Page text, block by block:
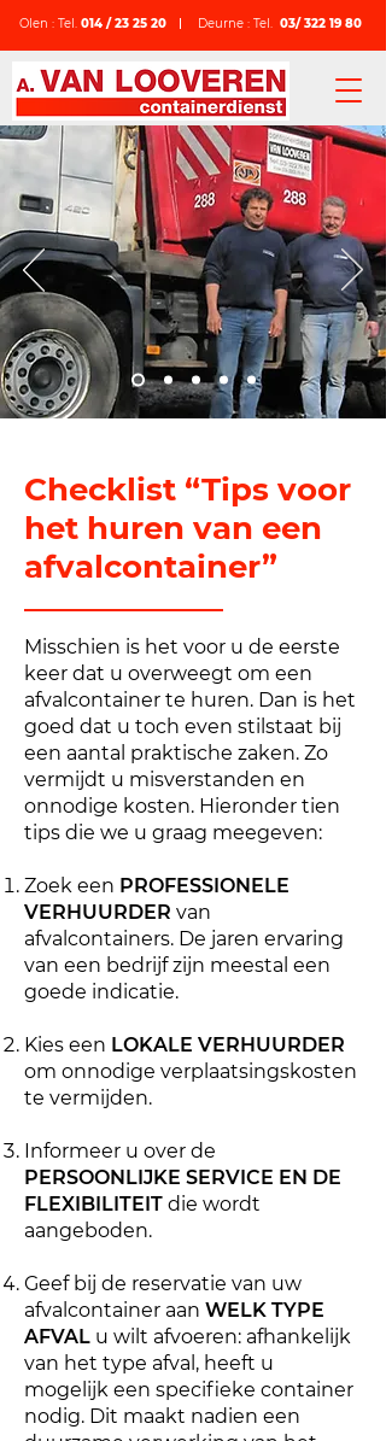
Olen : Tel. 014 / 23 25 20 Deurne : Tel. 03/ 322 19 80
Checklist “Tips voor
het huren van een
afvalcontainer”
Misschien is het voor u de eerste
keer dat u overweegt om een
afvalcontainer te huren. Dan is het
goed dat u toch even stilstaat bij
een aantal praktische zaken. Zo
vermijdt u misverstanden en
onnodige kosten. Hieronder tien
tips die we u graag meegeven:
Zoek een PROFESSIONELE
VERHUURDER van
afvalcontainers. De jaren ervaring
van een bedrijf zijn meestal een
goede indicatie.
Kies een LOKALE VERHUURDER
om onnodige verplaatsingskosten
te vermijden.
Informeer u over de
PERSOONLIJKE SERVICE EN DE
FLEXIBILITEIT die wordt
aangeboden.
Geef bij de reservatie van uw
afvalcontainer aan WELK TYPE
AFVAL u wilt afvoeren: afhankelijk
van het type afval, heeft u
mogelijk een specifieke container
nodig. Dit maakt nadien een